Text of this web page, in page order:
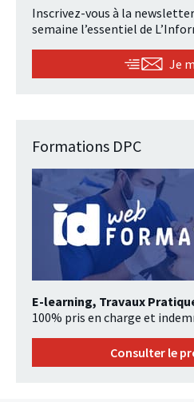
Inscrivez-vous à la
semaine l’essentiel de
Je
Formations DPC
E-learning, Travaux
100% pris en charge et
Consulter le